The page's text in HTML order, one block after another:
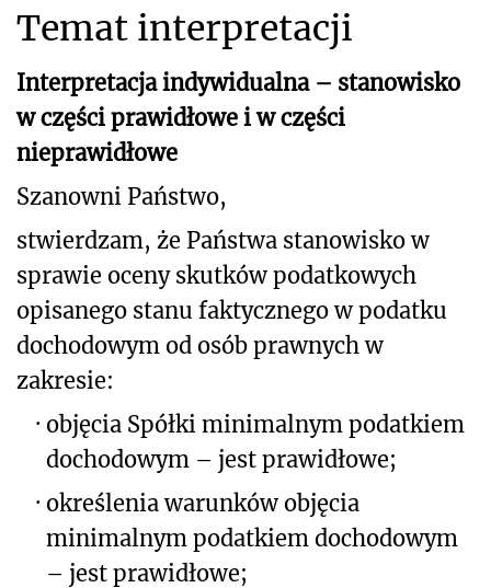
Temat interpretacji
Interpretacja indywidualna – stanowisko
w części prawidłowe i w części
nieprawidłowe
Szanowni Państwo,
stwierdzam, że Państwa stanowisko w
sprawie oceny skutków podatkowych
opisanego stanu faktycznego w podatku
dochodowym od osób prawnych w
zakresie:
· objęcia Spółki minimalnym podatkiem
dochodowym – jest prawidłowe;
· określenia warunków objęcia
minimalnym podatkiem dochodowym
– jest prawidłowe;